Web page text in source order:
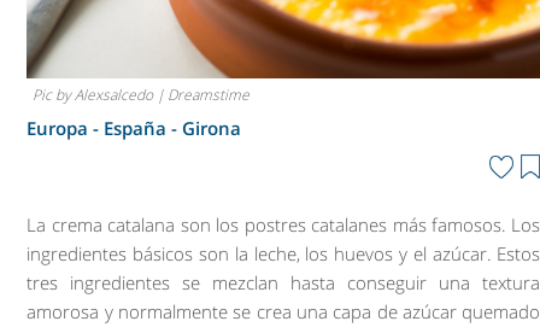
Pic by Alexsalcedo | Dreamstime
Europa - España - Girona
La crema catalana son los postres catalanes más famosos. Los
ingredientes básicos son la leche, los huevos y el azúcar. Estos
tres ingredientes se mezclan hasta conseguir una textura
amorosa y normalmente se crea una capa de azúcar quemado